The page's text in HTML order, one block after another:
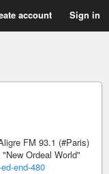
account Sign in
FM 93.1 (#Paris)
Ordeal World"
end-480